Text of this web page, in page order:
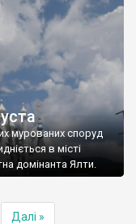
мурованих споруд
в місті
домінанта Ялти.
Далі »